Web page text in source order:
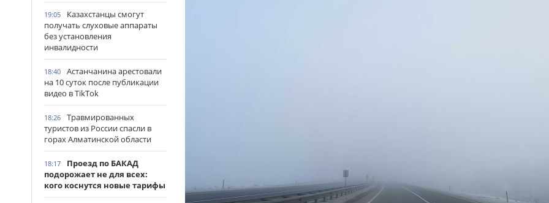
19:05
Казахстанцы смогут
получать слуховые аппараты
без установления
инвалидности
18:40
Астанчанина арестовали
на 10 суток после публикации
видео в TikTok
18:26
Травмированных
туристов из России спасли в
горах Алматинской области
18:17
Проезд по БАКАД
подорожает не для всех:
кого коснутся новые тарифы